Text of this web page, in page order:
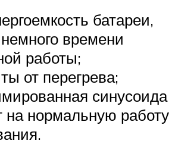
батареи,
времени
работы;
от перегрева;
синусоида
на нормальную работу